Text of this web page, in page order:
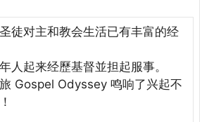
徒对主和教会生活已有丰富的经
人起来经歷基督並担起服事。
Gospel Odyssey 鸣响了兴起不